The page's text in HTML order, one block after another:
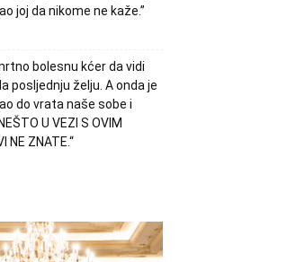
joj da nikome ne kaže.”
bolesnu kćer da vidi
posljednju želju. A onda je
do vrata naše sobe i
U VEZI S OVIM
NE ZNATE.“